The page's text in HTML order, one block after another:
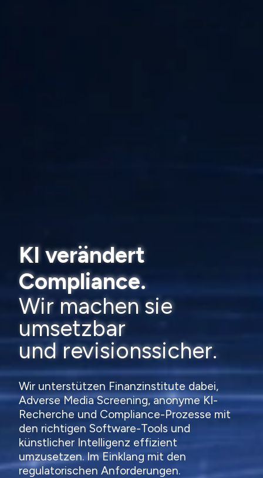
KI verändert
Compliance.
Wir machen sie
umsetzbar
und revisionssicher.
Wir unterstützen Finanzinstitute dabei,
Adverse Media Screening, anonyme KI-
Recherche und Compliance-Prozesse mit
den richtigen Software-Tools und
künstlicher Intelligenz effizient
umzusetzen. Im Einklang mit den
regulatorischen Anforderungen.